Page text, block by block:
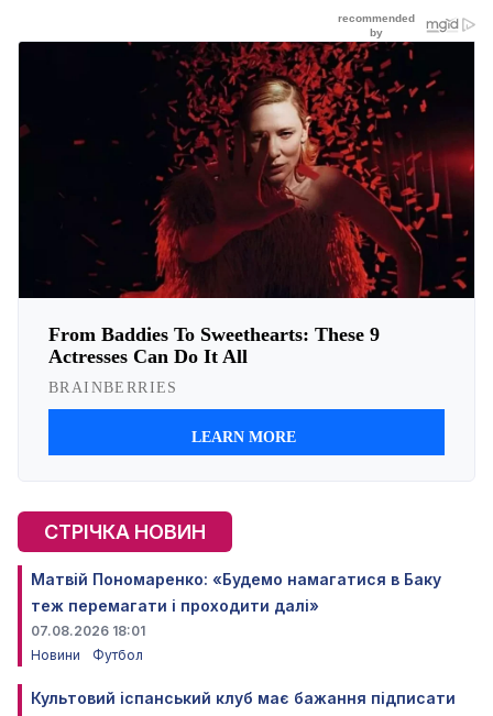
СТРІЧКА НОВИН
Матвій Пономаренко: «Будемо намагатися в Баку
теж перемагати і проходити далі»
07.08.2026 18:01
Новини
Футбол
Культовий іспанський клуб має бажання підписати